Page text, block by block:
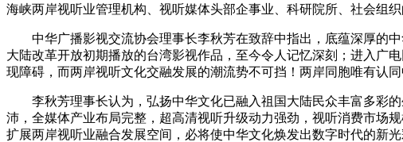
海峡两岸视听业管理机构、视听媒体头部企事业、科研院所、社会组织
中华广播影视交流协会理事长李秋芳在致辞中指出，底蕴深厚的
大陆改革开放初期播放的台湾影视作品，至今令人记忆深刻；进入广
现障碍，而两岸视听文化交融发展的潮流势不可挡！两岸同胞唯有认
李秋芳理事长认为，弘扬中华文化已融入祖国大陆民众丰富多彩
沛，全媒体产业布局完整，超高清视听升级动力强劲，视听消费市场
扩展两岸视听业融合发展空间，必将使中华文化焕发出数字时代的新光